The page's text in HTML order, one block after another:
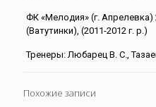
ФК «Мелодия» (г. Апрелевка)
(Ватутинки), (2011-2012 г. р.)
Тренеры: Любарец В. С.,
Похожие записи